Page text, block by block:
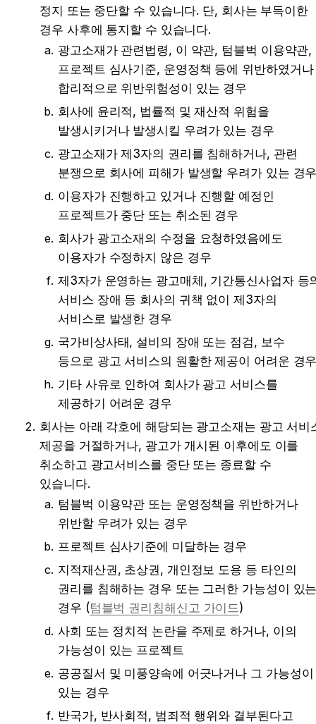
정지 또는 중단할 수 있습니다. 단, 회사는 부득이한
경우 사후에 통지할 수 있습니다.
광고소재가 관련법령, 이 약관, 텀블벅 이용약관,
프로젝트 심사기준, 운영정책 등에 위반하였거나
합리적으로 위반위험성이 있는 경우
회사에 윤리적, 법률적 및 재산적 위험을
발생시키거나 발생시킬 우려가 있는 경우
광고소재가 제3자의 권리를 침해하거나, 관련
분쟁으로 회사에 피해가 발생할 우려가 있는 경
이용자가 진행하고 있거나 진행할 예정인
프로젝트가 중단 또는 취소된 경우
회사가 광고소재의 수정을 요청하였음에도
이용자가 수정하지 않은 경우
제3자가 운영하는 광고매체, 기간통신사업자 등
서비스 장애 등 회사의 귀책 없이 제3자의
서비스로 발생한 경우
국가비상사태, 설비의 장애 또는 점검, 보수
등으로 광고 서비스의 원활한 제공이 어려운 경
기타 사유로 인하여 회사가 광고 서비스를
제공하기 어려운 경우
회사는 아래 각호에 해당되는 광고소재는 광고 서비
제공을 거절하거나, 광고가 개시된 이후에도 이를
취소하고 광고서비스를 중단 또는 종료할 수
있습니다.
텀블벅 이용약관 또는 운영정책을 위반하거나
위반할 우려가 있는 경우
프로젝트 심사기준에 미달하는 경우
지적재산권, 초상권, 개인정보 도용 등 타인의
권리를 침해하는 경우 또는 그러한 가능성이 있
경우 (텀블벅 권리침해신고 가이드)
사회 또는 정치적 논란을 주제로 하거나, 이의
가능성이 있는 프로젝트
공공질서 및 미풍양속에 어긋나거나 그 가능성이
있는 경우
반국가, 반사회적, 범죄적 행위와 결부된다고